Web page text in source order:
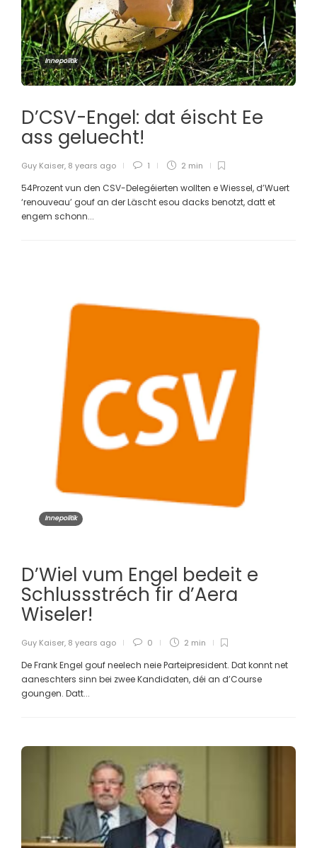
Innepolitik
D’CSV-Engel: dat éischt Ee
ass geluecht!
Guy Kaiser, 8 years ago 1 2 min
54Prozent vun den CSV-Delegéierten wollten e Wiessel, d’Wuert
‘renouveau’ gouf an der Läscht esou dacks benotzt, datt et
engem schonn...
Innepolitik
D’Wiel vum Engel bedeit e
Schlussstréch fir d’Aera
Wiseler!
Guy Kaiser, 8 years ago 0 2 min
De Frank Engel gouf neelech neie Parteipresident. Dat konnt net
aaneschters sinn bei zwee Kandidaten, déi an d’Course
goungen. Datt...